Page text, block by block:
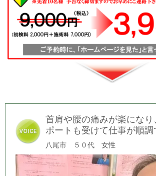
首肩や腰の痛みが楽にな
ポートも受けて仕事が順調
八尾市 ５０代 女性